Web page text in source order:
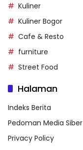
Kuliner
Kuliner Bogor
Cafe & Resto
furniture
Street Food
Halaman
Indeks Berita
Pedoman Media Siber
Privacy Policy